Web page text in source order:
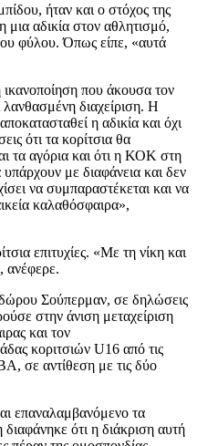
ήταν και ο στόχος της
αδικία στον αθλητισμό,
φύλου. Όπως είπε, «αυτά
ικανοποίηση που άκουσα τον
διαχείριση. Η
η αδικία και όχι
ότι τα κορίτσια θα
τα αγόρια και ότι η ΚΟΚ στη
με διαφάνεια και δεν
να συμπαραστέκεται και να
καλαθόσφαιρα»,
επιτυχίες. «Με τη νίκη και
ανέφερε.
Σούπερμαν, σε δηλώσεις
στην άνιση μεταχείριση
και τον
κοριτσιών U16 από τις
σε αντίθεση με τις δύο
επαναλαμβανόμενο τα
ότι η διάκριση αυτή